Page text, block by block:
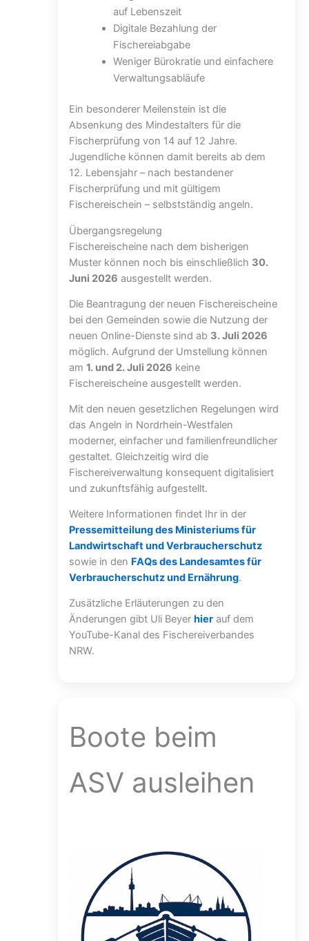
auf Lebenszeit
Digitale Bezahlung der
Fischereiabgabe
Weniger Bürokratie und einfachere
Verwaltungsabläufe
Ein besonderer Meilenstein ist die
Absenkung des Mindestalters für die
Fischerprüfung von 14 auf 12 Jahre.
Jugendliche können damit bereits ab dem
12. Lebensjahr – nach bestandener
Fischerprüfung und mit gültigem
Fischereischein – selbstständig angeln.
Übergangsregelung
Fischereischeine nach dem bisherigen
Muster können noch bis einschließlich 30.
Juni 2026 ausgestellt werden.
Die Beantragung der neuen Fischereischeine
bei den Gemeinden sowie die Nutzung der
neuen Online-Dienste sind ab 3. Juli 2026
möglich. Aufgrund der Umstellung können
am 1. und 2. Juli 2026 keine
Fischereischeine ausgestellt werden.
Mit den neuen gesetzlichen Regelungen wird
das Angeln in Nordrhein-Westfalen
moderner, einfacher und familienfreundlicher
gestaltet. Gleichzeitig wird die
Fischereiverwaltung konsequent digitalisiert
und zukunftsfähig aufgestellt.
Weitere Informationen findet Ihr in der
Pressemitteilung des Ministeriums für
Landwirtschaft und Verbraucherschutz
sowie in den FAQs des Landesamtes für
Verbraucherschutz und Ernährung.
Zusätzliche Erläuterungen zu den
Änderungen gibt Uli Beyer hierauf dem
YouTube-Kanal des Fischereiverbandes
NRW.
Boote beim
ASV ausleihen